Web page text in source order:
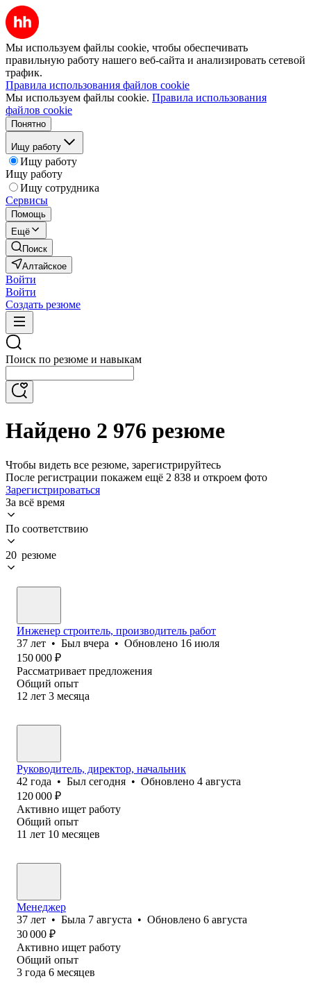
Мы используем файлы cookie, чтобы обеспечивать
правильную работу нашего веб-сайта и анализировать сетевой
трафик.
Правила использования файлов cookie
Мы используем файлы cookie. Правила использования
файлов cookie
Понятно
Ищу работу
Ищу работу
Ищу работу
Ищу сотрудника
Сервисы
Помощь
Ещё
Поиск
Алтайское
Войти
Войти
Создать резюме
Поиск по резюме и навыкам
Найдено 2 976 резюме
Чтобы видеть все резюме, зарегистрируйтесь
После регистрации покажем ещё 2 838 и откроем фото
Зарегистрироваться
За всё время
По соответствию
20 резюме
Инженер строитель, производитель работ
37 лет • Был вчера • Обновлено 16 июля
150 000 ₽
Рассматривает предложения
Общий опыт
12 лет 3 месяца
Руководитель, директор, начальник
42 года • Был сегодня • Обновлено 4 августа
120 000 ₽
Активно ищет работу
Общий опыт
11 лет 10 месяцев
Менеджер
37 лет • Была 7 августа • Обновлено 6 августа
30 000 ₽
Активно ищет работу
Общий опыт
3 года 6 месяцев